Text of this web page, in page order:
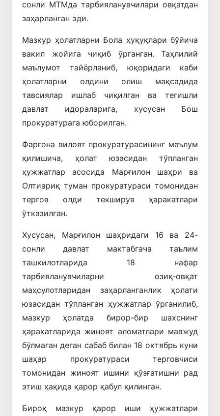
сонли МТМда тарбияланувчилари овқатдан
заҳарланган эди.
Мазкур ҳолатларни Бола ҳуқуқлари бўйича
вакил жойига чиқиб ўрганган. Таҳлилий
маълумот тайёрланиб, юқоридаги каби
ҳолатларни олдини олиш мақсадида
тавсиялар ишлаб чиқилган ва тегишли
давлат идораларига, хусусан Бош
прокуратурага юборилган.
Фарғона вилоят прокуратурасининг маълум
қилишича, ҳолат юзасидан тўпланган
ҳужжатлар асосида Марғилон шаҳри ва
Олтиариқ туман прокуратураси томонидан
тергов олди текширув ҳаракатлари
ўтказилган.
Хусусан, Марғилон шаҳридаги 16 ва 24-
сонли давлат мактабгача таълим
ташкилотларида 18 нафар
тарбияланувчиларни озиқ-овқат
маҳсулотларидан заҳарланганлик ҳолати
юзасидан тўпланган ҳужжатлар ўрганилиб,
мазкур ҳолатда бирор-бир шахснинг
ҳаракатларида жиноят аломатлари мавжуд
бўлмаган деган сабаб билан 18 октябрь куни
шаҳар прокуратураси терговчиси
томонидан жиноят ишини қўзғатишни рад
этиш ҳақида қарор қабул қилинган.
Бироқ мазкур қарор иши ҳужжатлари